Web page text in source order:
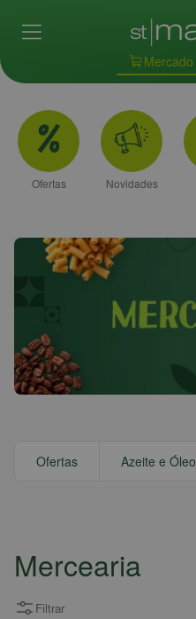
Mercado
Ofertas Novidades
Ofertas Azeite e Óleo
Mercearia
Filtrar